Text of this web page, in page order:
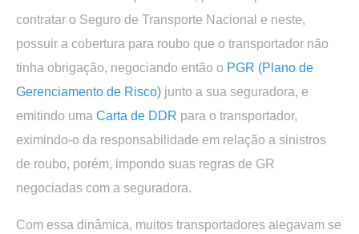
contratar o Seguro de Transporte Nacional e neste,
possuir a cobertura para roubo que o transportador não
tinha obrigação, negociando então o PGR (Plano de
Gerenciamento de Risco) junto a sua seguradora, e
emitindo uma Carta de DDR para o transportador,
eximindo-o da responsabilidade em relação a sinistros
de roubo, porém, impondo suas regras de GR
negociadas com a seguradora.
Com essa dinâmica, muitos transportadores alegavam se